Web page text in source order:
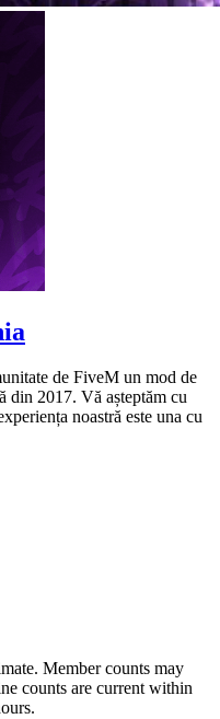
de FiveM un mod de
din 2017. Vă așteptăm cu
noastră este una cu
Member counts may
counts are current within